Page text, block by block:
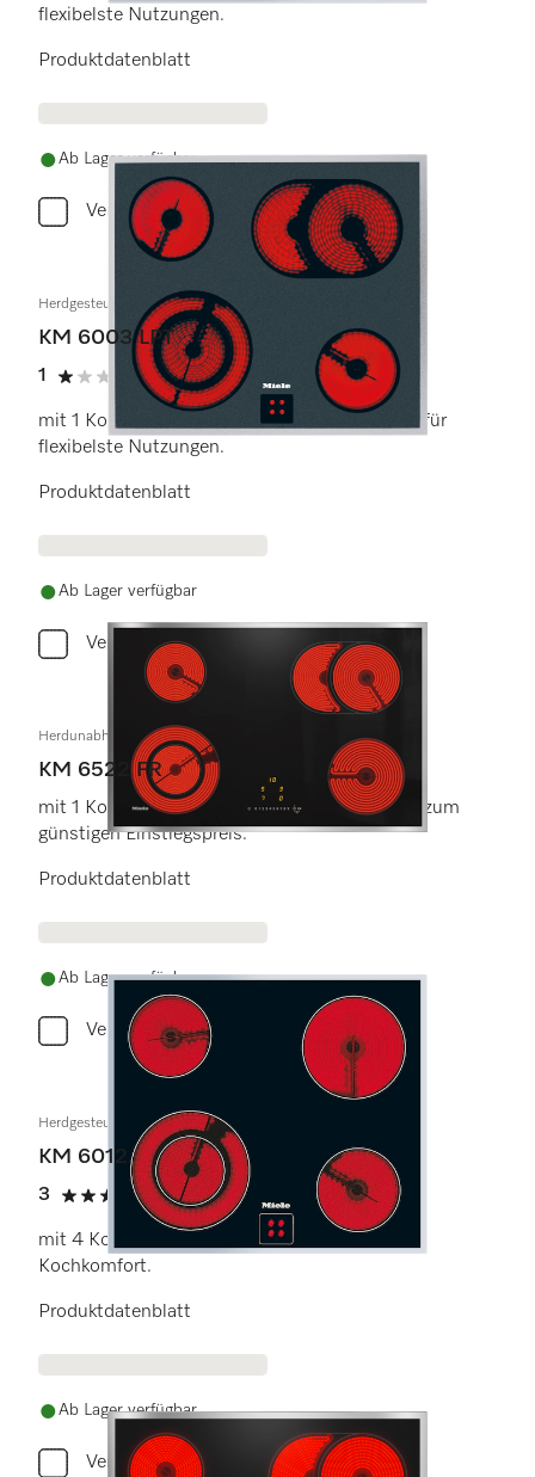
flexibelste Nutzungen.
Produktdatenblatt
Ab Lager verfügbar
Vergleichen
Herdgesteuertes Elektrokochfeld
KM 6003 LPT
1
1 Sterne von 5
(1 Bewertung)
mit 1 Koch-/Bräterzone und 1 Vario-Kochzone für
flexibelste Nutzungen.
Produktdatenblatt
Ab Lager verfügbar
Vergleichen
Herdunabhängiges Elektrokochfeld
KM 6522 FR
mit 1 Koch-/Bräterzone und 1 Vario-Kochzone zum
günstigen Einstiegspreis.
Produktdatenblatt
Ab Lager verfügbar
Vergleichen
Herdgesteuertes Elektrokochfeld
KM 6012
3
3 Sterne von 5
(2 Bewertungen)
mit 4 Kochzonen inkl. 1 Vario-Zone für großen
Kochkomfort.
Produktdatenblatt
Ab Lager verfügbar
Vergleichen